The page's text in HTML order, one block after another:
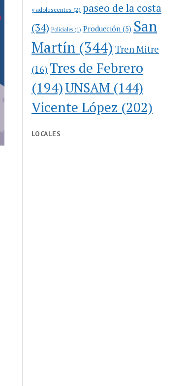
y adolescentes (2) paseo de la costa
(34) Policiales (1) Producción (5) San
Martín (344) Tren Mitre
(16) Tres de Febrero
(194)UNSAM (144)
Vicente López (202)
LOCALES